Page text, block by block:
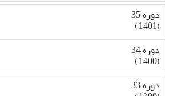
دوره 35
(1401)
دوره 34
(1400)
دوره 33